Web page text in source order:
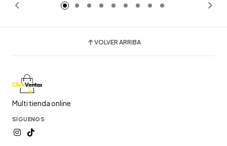
VOLVER ARRIBA
Multi tienda online
SÍGUENOS